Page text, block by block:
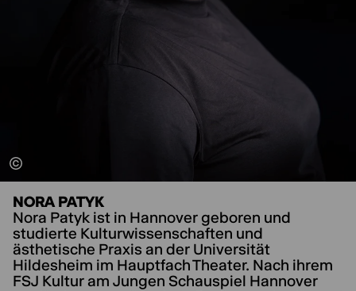
NORA PATYK
Nora Patyk ist in Hannover geboren und
studierte Kulturwissenschaften und
ästhetische Praxis an der Universität
Hildesheim im Hauptfach Theater. Nach ihrem
FSJ Kultur am Jungen Schauspiel Hannover